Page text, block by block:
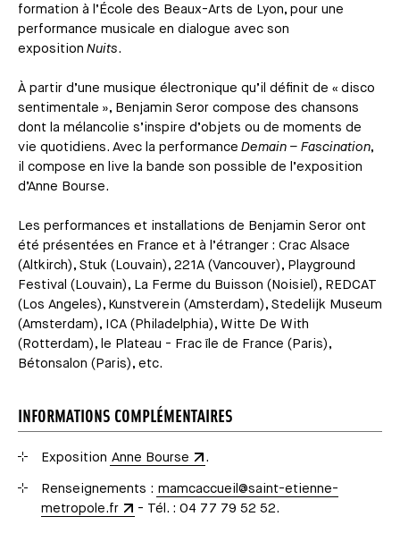
formation à l’École des Beaux-Arts de Lyon, pour une
performance musicale en dialogue avec son
exposition Nuits.
À partir d’une musique électronique qu’il définit de « disco
sentimentale », Benjamin Seror compose des chansons
dont la mélancolie s’inspire d’objets ou de moments de
vie quotidiens. Avec la performance Demain – Fascination,
il compose en live la bande son possible de l’exposition
d’Anne Bourse.
Les performances et installations de Benjamin Seror ont
été présentées en France et à l’étranger : Crac Alsace
(Altkirch), Stuk (Louvain), 221A (Vancouver), Playground
Festival (Louvain), La Ferme du Buisson (Noisiel), REDCAT
(Los Angeles), Kunstverein (Amsterdam), Stedelijk Museum
(Amsterdam), ICA (Philadelphia), Witte De With
(Rotterdam), le Plateau - Frac île de France (Paris),
Bétonsalon (Paris), etc.
INFORMATIONS COMPLÉMENTAIRES
Exposition Anne Bourse
.
Renseignements : mamcaccueil@saint-etienne-
metropole.fr
- Tél. : 04 77 79 52 52.